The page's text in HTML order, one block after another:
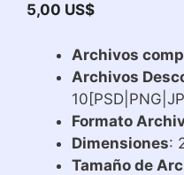
5,00 US$
Archivos
Archivos
Formato
Dimensiones:
Tamaño de